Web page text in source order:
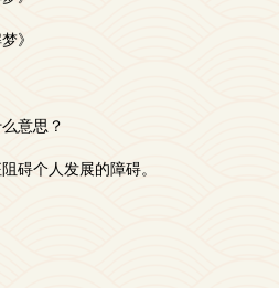
》
意思？
碍个人发展的障碍。